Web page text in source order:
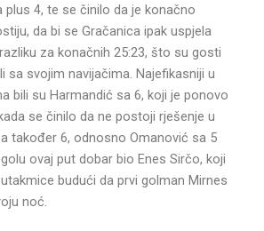
plus 4, te se činilo da je konačno
da bi se Gračanica ipak uspjela
za konačnih 25:23, što su gosti
sa svojim navijačima. Najefikasniji u
bili su Harmandić sa 6, koji je ponovo
se činilo da ne postoji rješenje u
također 6, odnosno Omanović sa 5
ovaj put dobar bio Enes Sirčo, koji
budući da prvi golman Mirnes
noć.